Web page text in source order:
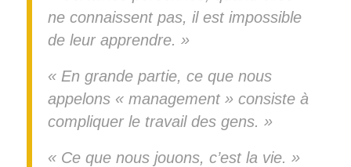
ne connaissent pas, il est impossible
de leur apprendre. »
« En grande partie, ce que nous
appelons « management » consiste à
compliquer le travail des gens. »
« Ce que nous jouons, c’est la vie. »